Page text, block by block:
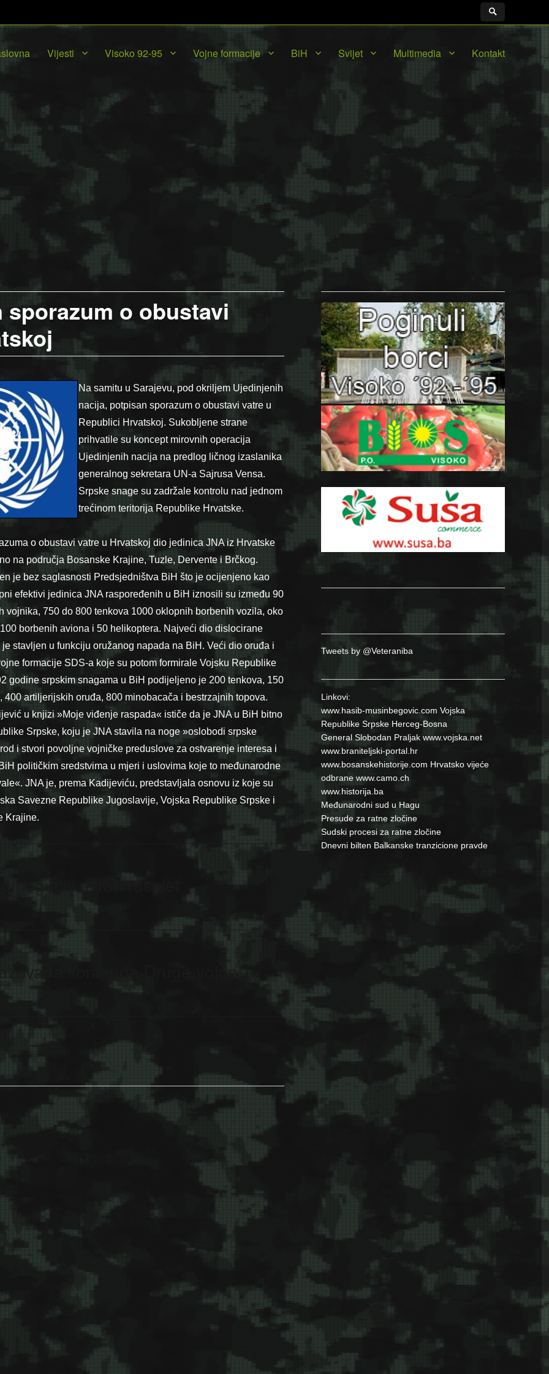
Vijesti Visoko 92-95 Vojne formacije BiH Svijet Multimedia Kontakt
sporazum o obustavi
Na samitu u Sarajevu, pod okriljem Ujedinjenih
nacija, potpisan sporazum o obustavi vatre u
Republici Hrvatskoj. Sukobljene strane
prihvatile su koncept mirovnih operacija
Ujedinjenih nacija na predlog ličnog izaslanika
generalnog sekretara UN-a Sajrusa Vensa.
Srpske snage su zadržale kontrolu nad jednom
trećinom teritorija Republike Hrvatske.
o obustavi vatre u Hrvatskoj dio jedinica JNA iz Hrvatske
na područja Bosanske Krajine, Tuzle, Dervente i Brčkog.
je bez saglasnosti Predsjedništva BiH što je ocijenjeno kao
efektivi jedinica JNA raspoređenih u BiH iznosili su između 90
vojnika, 750 do 800 tenkova 1000 oklopnih borbenih vozila, oko
borbenih aviona i 50 helikoptera. Najveći dio dislocirane
stavljen u funkciju oružanog napada na BiH. Veći dio oruđa i
formacije SDS-a koje su potom formirale Vojsku Republike
godine srpskim snagama u BiH podijeljeno je 200 tenkova, 150
artiljerijskih oruđa, 800 minobacača i bestrzajnih topova.
u knjizi »Moje viđenje raspada« ističe da je JNA u BiH bitno
Srpske, koju je JNA stavila na noge »oslobodi srpske
i stvori povoljne vojničke preduslove za ostvarenje interesa i
političkim sredstvima u mjeri i uslovima koje to međunarodne
JNA je, prema Kadijeviću, predstavljala osnovu iz koje su
Savezne Republike Jugoslavije, Vojska Republike Srpske i
Krajine.
miran rasplet
komanda Druge vojne
Tweets by @Veteraniba
Linkovi:
www.hasib-musinbegovic.com Vojska
Republike Srpske Herceg-Bosna
General Slobodan Praljak www.vojska.net
www.braniteljski-portal.hr
www.bosanskehistorije.com Hrvatsko vijeće
odbrane www.camo.ch
www.historija.ba
Međunarodni sud u Hagu
Presude za ratne zločine
Sudski procesi za ratne zločine
Dnevni bilten Balkanske tranzicione pravde